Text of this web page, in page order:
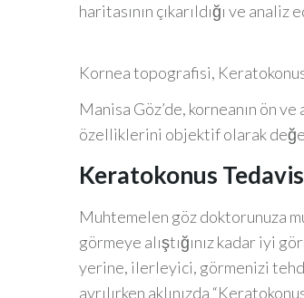
haritasının çıkarıldığı ve
Kornea topografisi,
Manisa Göz’de, korneanın ön
özelliklerini objektif olarak
Keratokonus
Muhtemelen göz doktorunuza
görmeye alıştığınız kadar iyi
yerine, ilerleyici, görmenizi
ayrılırken aklınızda